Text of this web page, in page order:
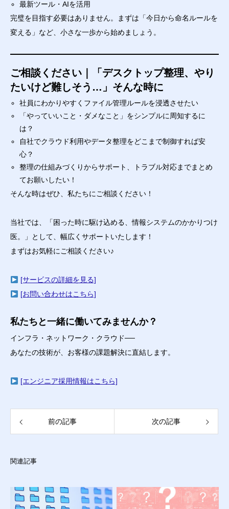
最新ツール・AIを活用
完璧を目指す必要はありません。まずは「今日から命名ルールを
変える」など、小さな一歩から始めましょう。
ご相談ください｜「デスクトップ整理、やり
たいけど難しそう…」そんな時に
社員にわかりやすくファイル管理ルールを浸透させたい
「やっていいこと・ダメなこと」をシンプルに周知するに
は？
自社でクラウド利用やデータ整理をどこまで制御すれば安
心？
整理の仕組みづくりからサポート、トラブル対応までまとめ
てお願いしたい！
そんな時はぜひ、私たちにご相談ください！
当社では、「困った時に駆け込める、情報システムのかかりつけ
医。」として、幅広くサポートいたします！
まずはお気軽にご相談ください♪
[サービスの詳細を見る]
[お問い合わせはこちら]
私たちと一緒に働いてみませんか？
インフラ・ネットワーク・クラウド──
あなたの技術が、お客様の課題解決に直結します。
[エンジニア採用情報はこちら]
前の記事 次の記事
関連記事